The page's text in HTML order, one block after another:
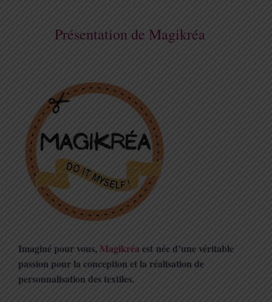
Présentation de Magikréa
Imaginé pour vous, Magikréaest née d’une véritable
passion pour la conception et la réalisation de
personnalisation des textiles.